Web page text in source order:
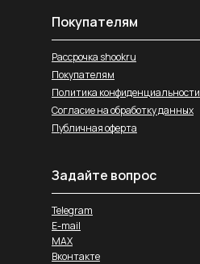
Покупателям
Рассрочка shookru
Покупателям
Политика конфиденциальности
Согласие на обработку данных
Публичная оферта
Задайте вопрос
Telegram
E-mail
MAX
Вконтакте